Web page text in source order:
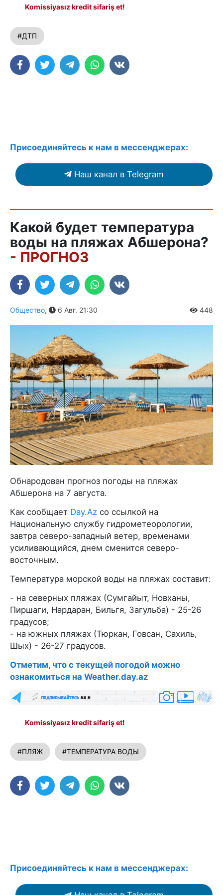
Komissiyasız kredit sifariş et!
#ДТП
Присоединяйтесь к нам в мессенджерах:
Наш канал в Telegram
Какой будет температура
воды на пляжах Абшерона?
- ПРОГНОЗ
Общество, 6 Авг. 21:30 448
Обнародован прогноз погоды на пляжах
Абшерона на 7 августа.
Как сообщает Day.Az со ссылкой на
Национальную службу гидрометеорологии,
завтра северо-западный ветер, временами
усиливающийся, днем сменится северо-
восточным.
Температура морской воды на пляжах составит:
- на северных пляжах (Сумгайыт, Новханы,
Пиршаги, Нардаран, Бильгя, Загульба) - 25-26
градусов;
- на южных пляжах (Тюркан, Говсан, Сахиль,
Шых) - 26-27 градусов.
Отметим, что с текущей погодой можно
ознакомиться на Weather.day.az
Komissiyasız kredit sifariş et!
#ПЛЯЖ #ТЕМПЕРАТУРА ВОДЫ
Присоединяйтесь к нам в мессенджерах: